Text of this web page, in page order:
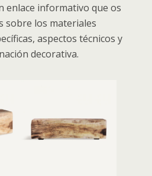
enlace informativo que os
sobre los materiales
aspectos técnicos y
decorativa.